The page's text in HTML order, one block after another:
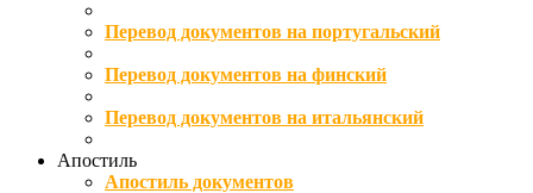
Перевод документов на португальский
Перевод документов на финский
Перевод документов на итальянский
Апостиль
Апостиль документов